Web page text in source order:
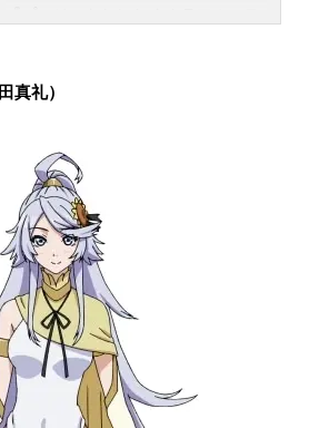
華子役など、人気作品のキャラクタ
ご紹介！
真礼）